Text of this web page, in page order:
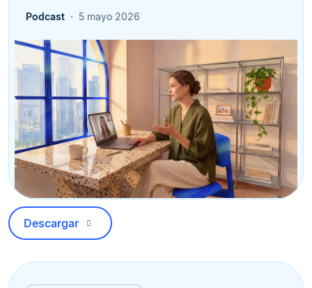
Podcast 5 mayo 2026
Descargar